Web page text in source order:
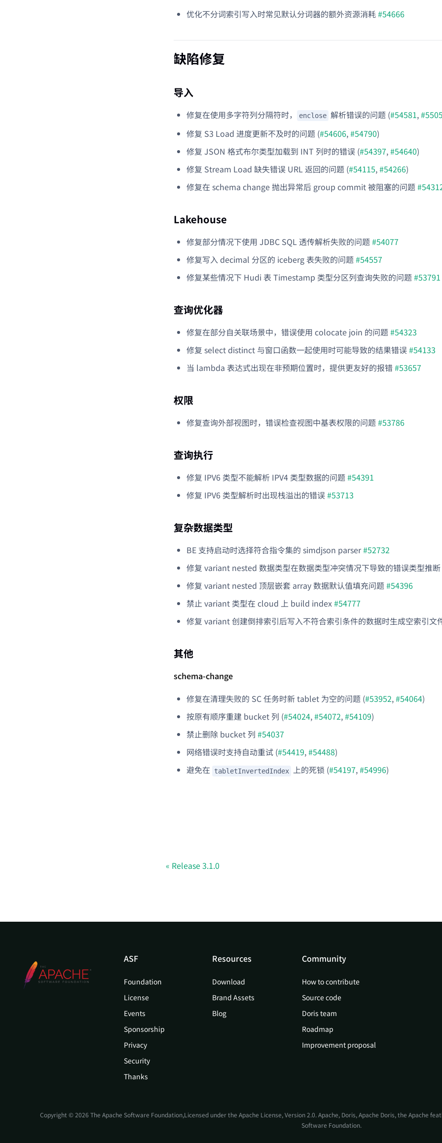
优化不分词索引写入时常见默认分词器的额外资源消耗#54666
缺陷修复
导入
修复在使用多字符列分隔符时， enclose 解析错误的问题 (#54581,
修复 S3 Load 进度更新不及时的问题 (#54606,#54790)
修复 JSON 格式布尔类型加载到 INT 列时的错误 (#54397,#54640)
修复 Stream Load 缺失错误 URL 返回的问题 (#54115,#54266)
修复在 schema change 抛出异常后 group commit 被阻塞的问题
Lakehouse
修复部分情况下使用 JDBC SQL 透传解析失败的问题#54077
修复写入 decimal 分区的 iceberg 表失败的问题#54557
修复某些情况下 Hudi 表 Timestamp 类型分区列查询失败的问题#53791
查询优化器
修复在部分自关联场景中，错误使用 colocate join 的问题#54323
修复 select distinct 与窗口函数一起使用时可能导致的结果错误#54133
当 lambda 表达式出现在非预期位置时，提供更友好的报错#53657
权限
修复查询外部视图时，错误检查视图中基表权限的问题#53786
查询执行
修复 IPV6 类型不能解析 IPV4 类型数据的问题#54391
修复 IPV6 类型解析时出现栈溢出的错误#53713
复杂数据类型
BE 支持启动时选择符合指令集的 simdjson parser#52732
修复 variant nested 数据类型在数据类型冲突情况下导致的错误类型推断
修复 variant nested 顶层嵌套 array 数据默认值填充问题#54396
禁止 variant 类型在 cloud 上 build index#54777
修复 variant 创建倒排索引后写入不符合索引条件的数据时生成空索引文
其他
schema-change
修复在清理失败的 SC 任务时新 tablet 为空的问题 (#53952,#54064)
按原有顺序重建 bucket 列 (#54024,#54072,#54109)
禁止删除 bucket 列 #54037
网络错误时支持自动重试 (#54419,#54488)
避免在
tabletInvertedIndex 上的死锁 (#54197,#54996)
Release 3.1.0
ASF
Foundation
License
Events
Sponsorship
Privacy
Security
Thanks
Resources
Download
Brand Assets
Blog
Community
How to contribute
Source code
Doris team
Roadmap
Improvement proposal
Copyright © 2026 The Apache Software Foundation,Licensed under the Apache License, Version 2.0. Apache, Doris, Apache Doris, the Apache
Software Foundation.